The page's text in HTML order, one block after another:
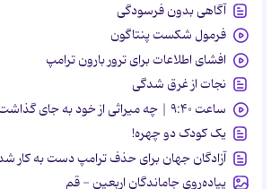
آگاهی بدون فرسودگی
فرمول شکست پنتاگون
افشای اطلاعات برای ترور بارون ترامپ
نجات از غرق شدگی
ساعت ۹:۴۰ | چه میراثی از خود به جای گذاشت؟
یک کودک دو چهره!
آزادگان جهان برای حذف ترامپ دست به کار
پیاده‌روی جاماندگان اربعین - قم